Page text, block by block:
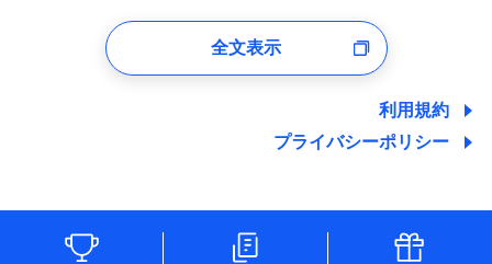
ユーザー登録受付および、管理のため
しくは委託を受けている保険会社・提携会社の保険その他に
関する情報を提供し、金融商品等の契約を勧奨するため、ま
た維持管理等の委託業務遂行のため、またそれらに付帯、関
情報を取引のある他の保険会社の商品・サービスをご提案す
るために利用させていただくことがあります。）
各種セミナーの開催のため
全文表示
利用規約
プライバシーポリシー